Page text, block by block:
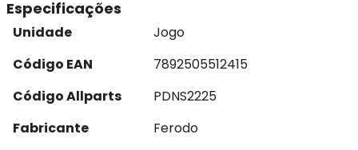
Especificações
Unidade
Jogo
Código EAN
7892505512415
Código Allparts
PDNS2225
Fabricante
Ferodo